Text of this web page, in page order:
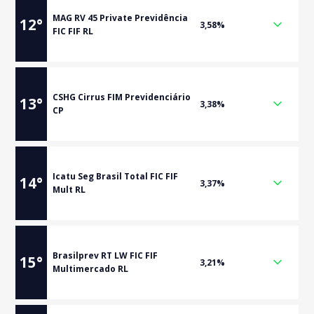
12°
MAG RV 45 Private Previdência
FIC FIF RL
3,58%
13°
CSHG Cirrus FIM Previdenciário
CP
3,38%
14°
Icatu Seg Brasil Total FIC FIF
Mult RL
3,37%
15°
Brasilprev RT LW FIC FIF
Multimercado RL
3,21%